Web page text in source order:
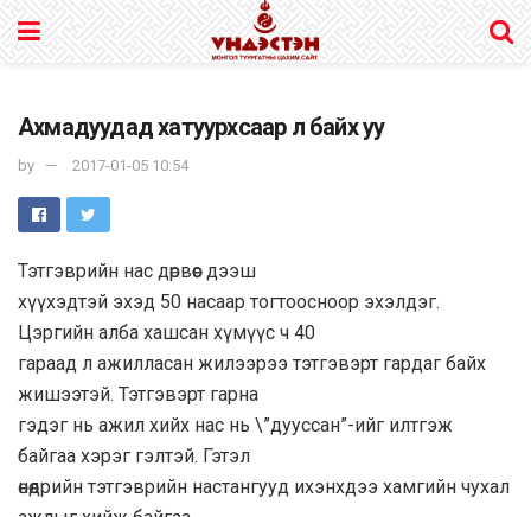
Ахмадуудад хатуурхсаар л байх уу
by 2017-01-05 10:54
Тэтгэврийн нас дөрвөөс дээш
хүүхэдтэй эхэд 50 насаар тогтоосноор эхэлдэг.
Цэргийн алба хашсан хүмүүс ч 40
гараад л ажилласан жилээрээ тэтгэвэрт гардаг байх
жишээтэй. Тэтгэвэрт гарна
гэдэг нь ажил хийх нас нь \”дууссан”-ийг илтгэж
байгаа хэрэг гэлтэй. Гэтэл
өнөөдрийн тэтгэврийн настангууд ихэнхдээ хамгийн чухал